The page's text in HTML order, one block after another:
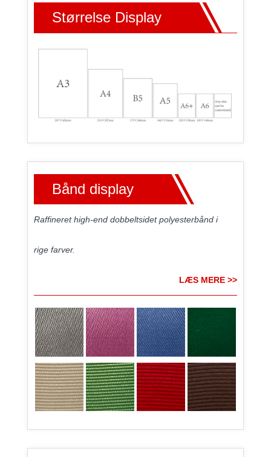
Størrelse Display
Bånd display
Raffineret high-end dobbeltsidet polyesterbånd i
rige farver.
LÆS MERE >>